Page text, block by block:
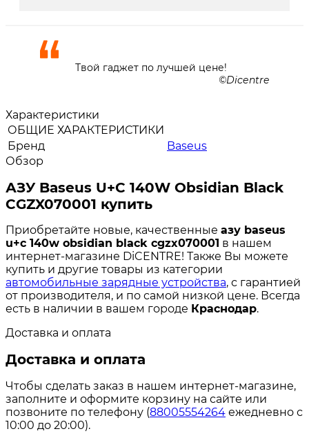
Твой гаджет по лучшей цене!
Dicentre
Характеристики
ОБЩИЕ ХАРАКТЕРИСТИКИ
Бренд
Baseus
Обзор
АЗУ Baseus U+C 140W Obsidian Black
CGZX070001 купить
Приобретайте новые, качественные азу baseus
u+c 140w obsidian black cgzx070001 в нашем
интернет-магазине DiCENTRE! Также Вы можете
купить и другие товары из категории
автомобильные зарядные устройства, с гарантией
от производителя, и по самой низкой цене. Всегда
есть в наличии в вашем городе Краснодар.
Доставка и оплата
Доставка и оплата
Чтобы сделать заказ в нашем интернет-магазине,
заполните и оформите корзину на сайте или
позвоните по телефону (88005554264 ежедневно с
10:00 до 20:00).